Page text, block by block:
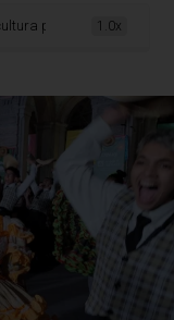
movimenta o
1.0x